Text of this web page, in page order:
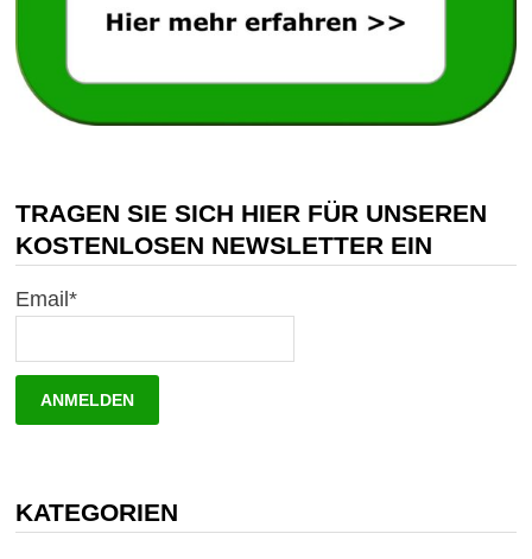
TRAGEN SIE SICH HIER FÜR UNSEREN
KOSTENLOSEN NEWSLETTER EIN
Email*
KATEGORIEN